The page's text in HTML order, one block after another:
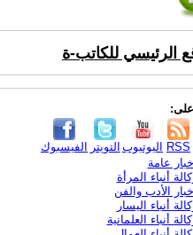
الرئيسي للكاتب-ة
على:
الفيسبوك التويتر اليوتيوب RSS
عامة
أنباء المرأة
الأدب والفن
أنباء اليسار
أنباء العلمانية